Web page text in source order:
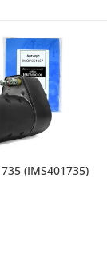
(IMS401735)